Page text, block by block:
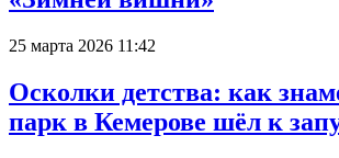
25 марта 2026 11:42
Осколки детства: как
парк в Кемерове шёл к